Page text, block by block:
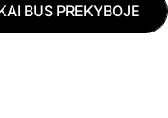
VAGUE -
CD NOUVELLE
BUS PREKYBOJE